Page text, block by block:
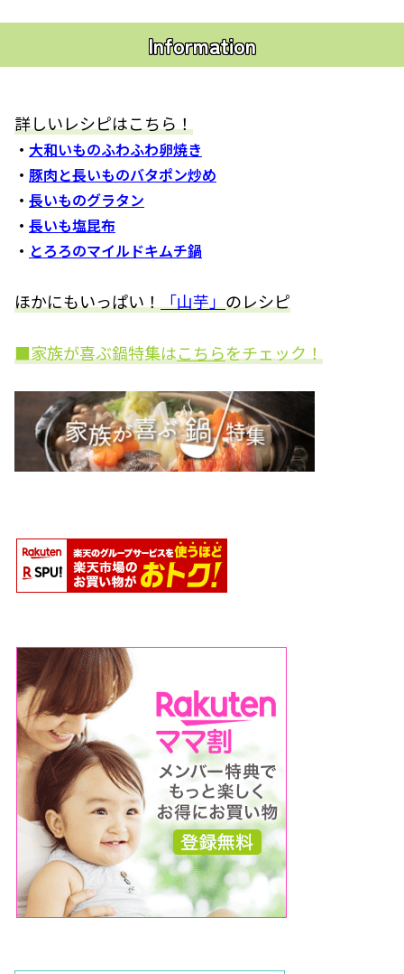
Information
詳しいレシピはこちら！
・ 大和いものふわふわ卵焼き
・ 豚肉と長いものバタポン炒め
・ 長いものグラタン
・ 長いも塩昆布
・ とろろのマイルドキムチ鍋
ほかにもいっぱい！ 「山芋」 のレシピ
■家族が喜ぶ鍋特集はこちらをチェック！